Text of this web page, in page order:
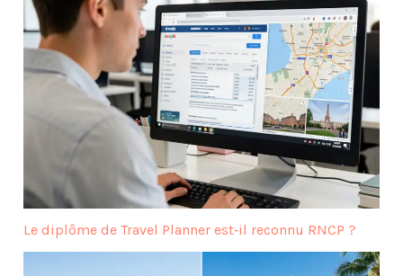
Le diplôme de Travel Planner est‑il reconnu RNCP ?